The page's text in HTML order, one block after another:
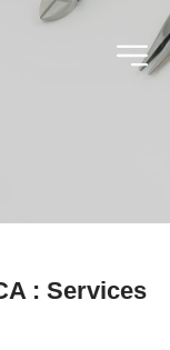
: Services